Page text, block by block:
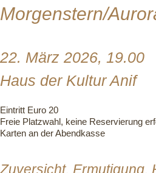
Morgenstern/
22. März 2026, 19.00
Haus der Kultur Anif
Eintritt Euro 20
Freie Platzwahl, keine Reservierung
Karten an der Abendkasse
Zuversicht, Ermutigung,